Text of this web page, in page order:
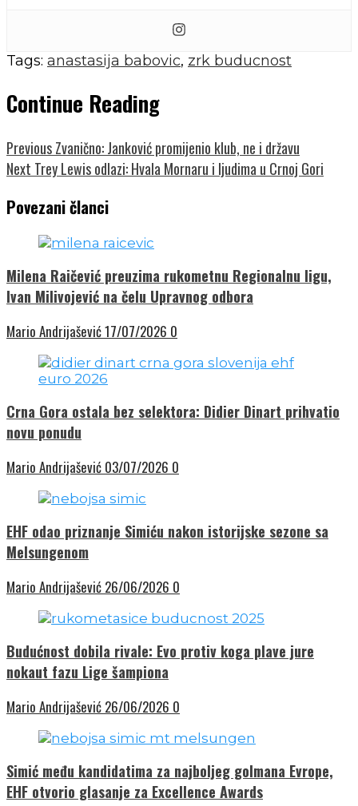
Tags: anastasija babovic, zrk buducnost
Continue Reading
PreviousZvanično: Janković promijenio klub, ne i državu
Next Trey Lewis odlazi: Hvala Mornaru i ljudima u Crnoj Gori
Povezani članci
Milena Raičević preuzima rukometnu Regionalnu ligu,
Ivan Milivojević na čelu Upravnog odbora
Mario Andrijašević17/07/2026 0
Crna Gora ostala bez selektora: Didier Dinart prihvatio
novu ponudu
Mario Andrijašević 03/07/2026 0
EHF odao priznanje Simiću nakon istorijske sezone sa
Melsungenom
Mario Andrijašević 26/06/2026 0
Budućnost dobila rivale: Evo protiv koga plave jure
nokaut fazu Lige šampiona
Mario Andrijašević 26/06/2026 0
Simić među kandidatima za najboljeg golmana Evrope,
EHF otvorio glasanje za Excellence Awards